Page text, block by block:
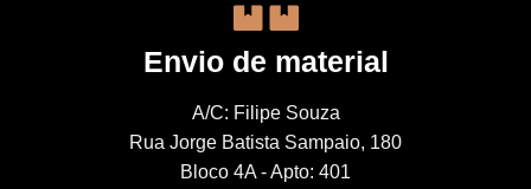
Envio de material
A/C: Filipe Souza
Rua Jorge Batista Sampaio, 180
Bloco 4A - Apto: 401